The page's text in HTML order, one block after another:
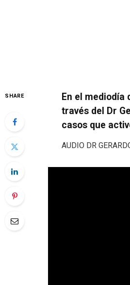
SHARE
En el mediodía
través del Dr
casos que
AUDIO DR